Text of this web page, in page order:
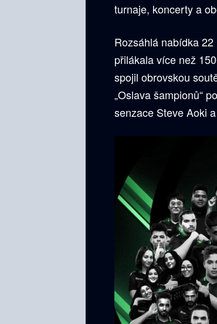
turnaje, koncerty a
Rozsáhlá nabídka
přilákala více než
spojil obrovskou
„Oslava šampionů“
senzace Steve Aoki